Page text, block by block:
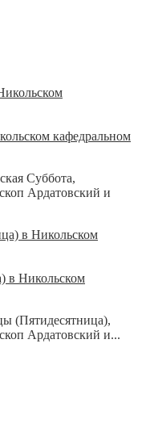
кафедральном
Суббота,
Ардатовский и
в Никольском
(Пятидесятница),
Ардатовский и...